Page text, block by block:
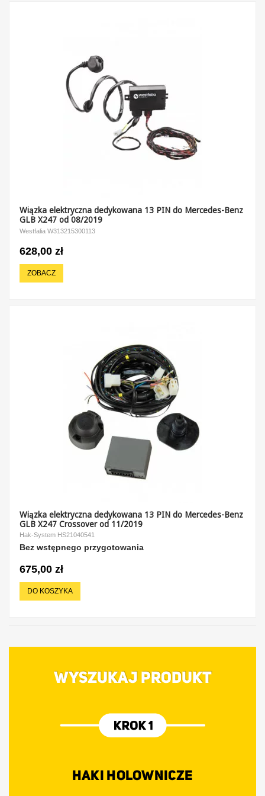
Wiązka elektryczna dedykowana 13 PIN do Mercedes-Benz
GLB X247 od 08/2019
Westfalia W313215300113
628,00 zł
ZOBACZ
Wiązka elektryczna dedykowana 13 PIN do Mercedes-Benz
GLB X247 Crossover od 11/2019
Hak-System HS21040541
Bez wstępnego przygotowania
675,00 zł
DO KOSZYKA
WYSZUKAJ PRODUKT
HAKI HOLOWNICZE